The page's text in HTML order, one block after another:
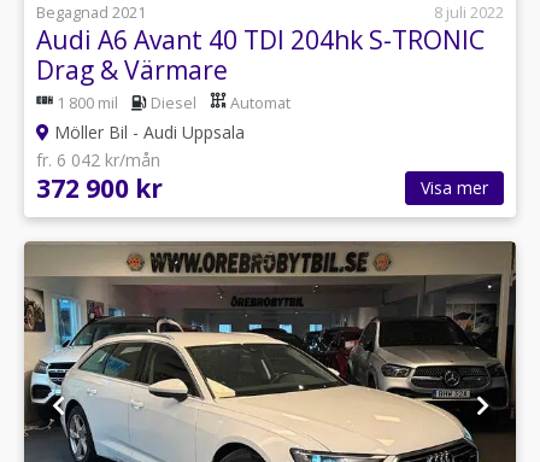
Begagnad 2021
8 juli 2022
Audi A6 Avant 40 TDI 204hk S-TRONIC
Drag & Värmare
1 800 mil Diesel Automat
Möller Bil - Audi Uppsala
fr. 6 042 kr/mån
372 900 kr Visa mer